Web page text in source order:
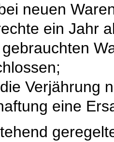
neuen
ein Jahr
Verjährung
eine